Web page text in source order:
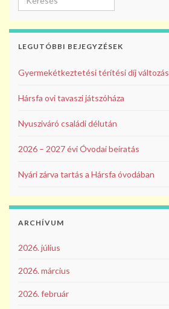
o
k
LEGUTÓBBI BEJEGYZÉSEK
Gyermekétkeztetési térítési díj változás
Hársfa ovi tavaszi játszóháza
Nyusziváró családi délután
2026 – 2027 évi Óvodai beíratás
Nyári zárva tartás a Hársfa óvodában
ARCHÍVUM
2026. július
2026. március
2026. február